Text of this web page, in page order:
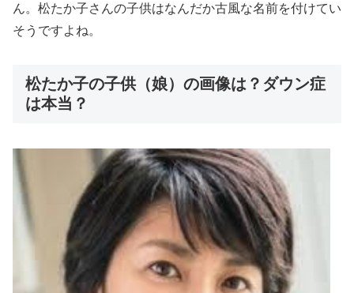
ん。松たか子さんの子供はなんだか古風な名前を付けてい
そうですよね。
松たか子の子供（娘）の画像は？ダウン症
は本当？